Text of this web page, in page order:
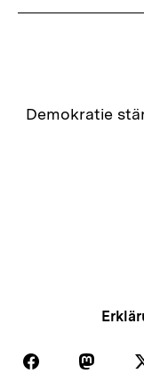
Zur
Demokratie
Folgen
Auf
Folgen